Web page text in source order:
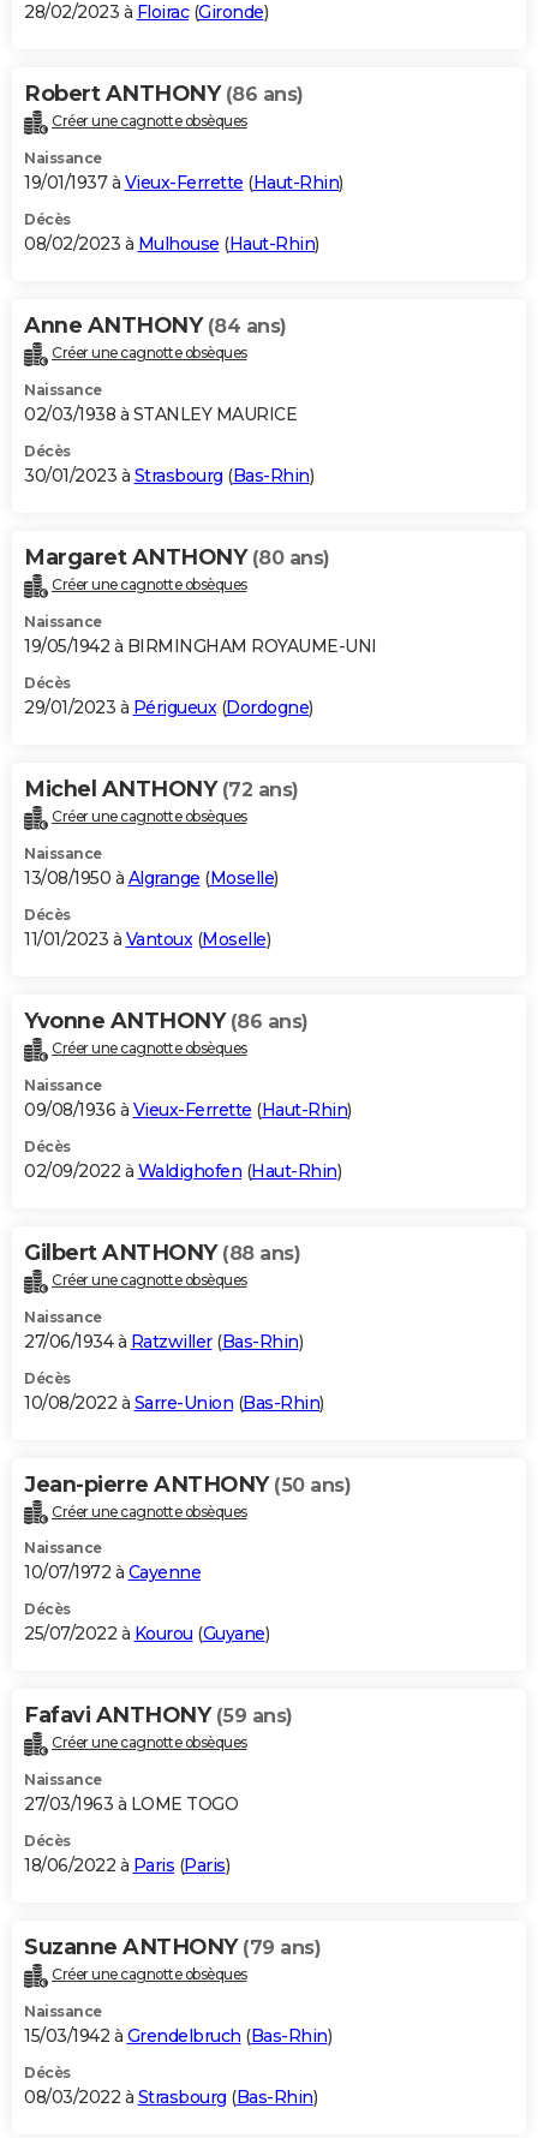
28/02/2023 à Floirac(Gironde)
Robert ANTHONY (86 ans)
Créer une cagnotte obsèques
Naissance
19/01/1937 à Vieux-Ferrette (Haut-Rhin)
Décès
08/02/2023 à Mulhouse (Haut-Rhin)
Anne ANTHONY (84 ans)
Créer une cagnotte obsèques
Naissance
02/03/1938 à STANLEY MAURICE
Décès
30/01/2023 à Strasbourg (Bas-Rhin)
Margaret ANTHONY (80 ans)
Créer une cagnotte obsèques
Naissance
19/05/1942 à BIRMINGHAM ROYAUME-UNI
Décès
29/01/2023 à Périgueux(Dordogne)
Michel ANTHONY (72 ans)
Créer une cagnotte obsèques
Naissance
13/08/1950 à Algrange (Moselle)
Décès
11/01/2023 à Vantoux(Moselle)
Yvonne ANTHONY (86 ans)
Créer une cagnotte obsèques
Naissance
09/08/1936 à Vieux-Ferrette (Haut-Rhin)
Décès
02/09/2022 à Waldighofen (Haut-Rhin)
Gilbert ANTHONY (88 ans)
Créer une cagnotte obsèques
Naissance
27/06/1934 à Ratzwiller(Bas-Rhin)
Décès
10/08/2022 à Sarre-Union (Bas-Rhin)
Jean-pierre ANTHONY (50 ans)
Créer une cagnotte obsèques
Naissance
10/07/1972 à Cayenne
Décès
25/07/2022 à Kourou (Guyane)
Fafavi ANTHONY (59 ans)
Créer une cagnotte obsèques
Naissance
27/03/1963 à LOME TOGO
Décès
18/06/2022 à Paris (Paris)
Suzanne ANTHONY (79 ans)
Créer une cagnotte obsèques
Naissance
15/03/1942 à Grendelbruch (Bas-Rhin)
Décès
08/03/2022 à Strasbourg (Bas-Rhin)